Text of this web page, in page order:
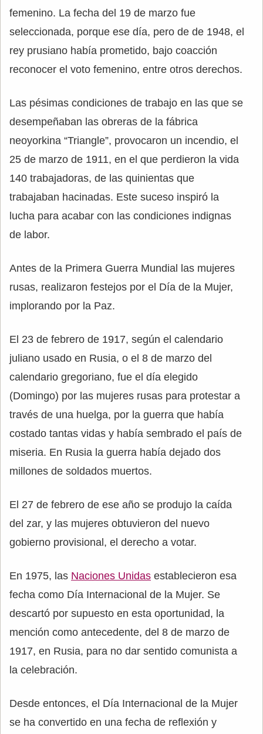
femenino. La fecha del 19 de marzo fue
seleccionada, porque ese día, pero de de 1948, el
rey prusiano había prometido, bajo coacción
reconocer el voto femenino, entre otros derechos.
Las pésimas condiciones de trabajo en las que se
desempeñaban las obreras de la fábrica
neoyorkina “Triangle”, provocaron un incendio, el
25 de marzo de 1911, en el que perdieron la vida
140 trabajadoras, de las quinientas que
trabajaban hacinadas. Este suceso inspiró la
lucha para acabar con las condiciones indignas
de labor.
Antes de la Primera Guerra Mundial las mujeres
rusas, realizaron festejos por el Día de la Mujer,
implorando por la Paz.
El 23 de febrero de 1917, según el calendario
juliano usado en Rusia, o el 8 de marzo del
calendario gregoriano, fue el día elegido
(Domingo) por las mujeres rusas para protestar a
través de una huelga, por la guerra que había
costado tantas vidas y había sembrado el país de
miseria. En Rusia la guerra había dejado dos
millones de soldados muertos.
El 27 de febrero de ese año se produjo la caída
del zar, y las mujeres obtuvieron del nuevo
gobierno provisional, el derecho a votar.
En 1975, las Naciones Unidas establecieron esa
fecha como Día Internacional de la Mujer. Se
descartó por supuesto en esta oportunidad, la
mención como antecedente, del 8 de marzo de
1917, en Rusia, para no dar sentido comunista a
la celebración.
Desde entonces, el Día Internacional de la Mujer
se ha convertido en una fecha de reflexión y